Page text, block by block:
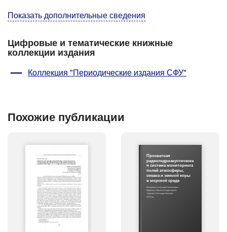
Показать дополнительные сведения
Цифровые и тематические книжные
коллекции издания
Коллекция "Периодические издания СФУ"
Похожие публикации
Просветная
радиогидроакустическа
я система мониторинга
полей атмосферы,
океана и земной коры
в морской среде
Малашенко Анатолий Емельянович
Мироненко Михаил Владимирович
Чудаков Александр Иванович
2016 год